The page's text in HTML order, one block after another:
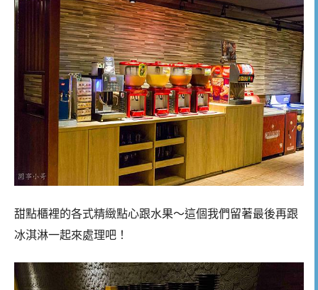
甜點櫃裡的各式精緻點心跟水果～這個我們留著最後再跟
冰淇淋一起來處理吧！